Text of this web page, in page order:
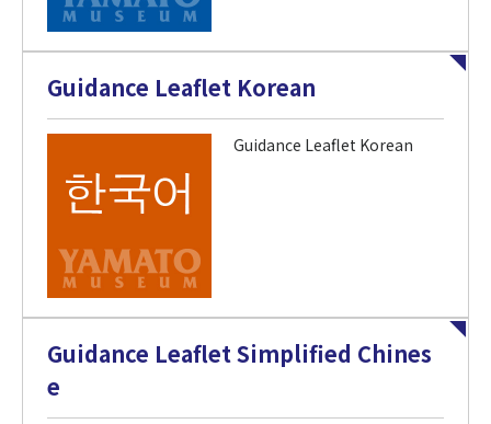
Guidance Leaflet Korean
Guidance Leaflet Korean
Guidance Leaflet Simplified Chines
e